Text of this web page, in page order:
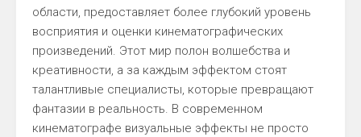
области, предоставляет более глубокий уровень
восприятия и оценки кинематографических
произведений. Этот мир полон волшебства и
креативности, а за каждым эффектом стоят
талантливые специалисты, которые превращают
фантазии в реальность. В современном
кинематографе визуальные эффекты не просто